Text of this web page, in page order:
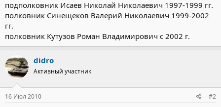
подполковник Исаев Николай Николаевич 1997-1999 гг.
полковник Синещеков Валерий Николаевич 1999-2002
гг.
полковник Кутузов Роман Владимирович с 2002 г.
didro
Активный участник
16 Июл 2010 #2